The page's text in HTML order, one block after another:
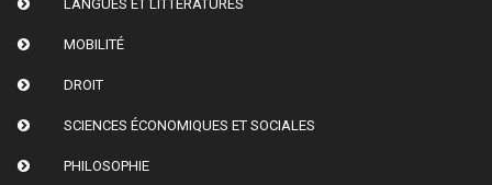
LANGUES ET LITTÉRATURES
MOBILITÉ
DROIT
SCIENCES ÉCONOMIQUES ET SOCIALES
PHILOSOPHIE